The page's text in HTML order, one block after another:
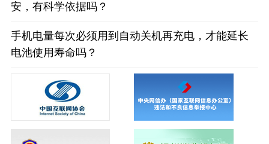
安，有科学依据吗？
手机电量每次必须用到自动关机再充电，才能延长
电池使用寿命吗？